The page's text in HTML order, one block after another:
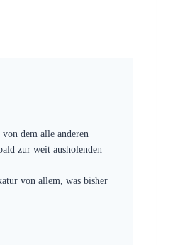
dem alle anderen
zur weit ausholenden
von allem, was bisher